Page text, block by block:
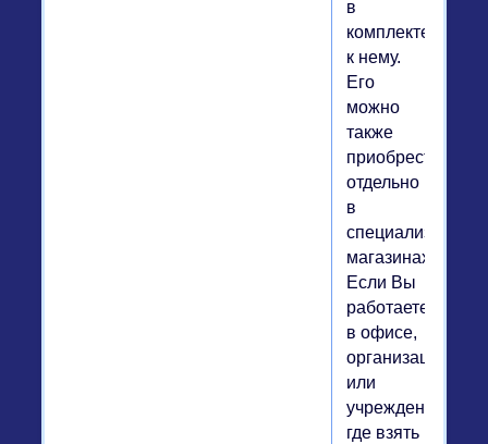
в
комплекте
к нему.
Его
можно
также
приобрести
отдельно
в
магазинах.
Если Вы
работаете
в офисе,
организации
или
учреждении,
где взять